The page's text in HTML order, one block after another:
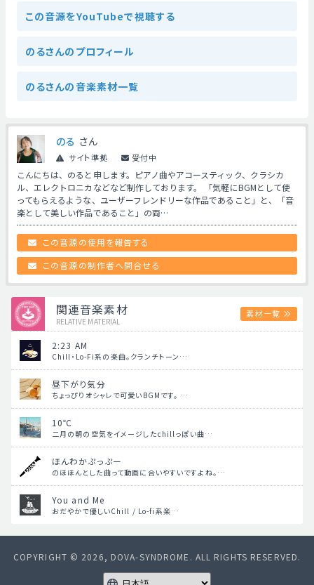
この音源をYouTubeで視聴する
のるさんのプロフィール
のるさんの音楽素材一覧
のる さん
サイト準拠 受付中
こんにちは、のると申します。ピアノ曲やアコースティック、クラシカ
ル、エレクトロニカなどなど制作しております。 「気軽にBGMとして使
ってもらえるような、ユーザーフレンドリーな作品であること」と、「音
楽として美しい作品であること」の両…
この音源の使用を報告する
この音源の制作者へ問合せる
関連音楽素材
RELATIVE MATERIAL
素材一覧
2:23 AM
Chill・Lo-Fi系の楽曲。クランチトーン…
昼下がり気分
ちょっぴりオシャレで可愛いBGMです。 …
10℃
二月の朝の空気をイメージしたchillっぽい曲…
ほんわかぷっぷー
のほほんとした曲って動画に合いやすいですよね。…
You and Me
おだやかで優しいChill / Lo-fi系楽…
COPYRIGHT © 2026, DOVA-SYNDROME. ALL RIGHTS RESERVED.